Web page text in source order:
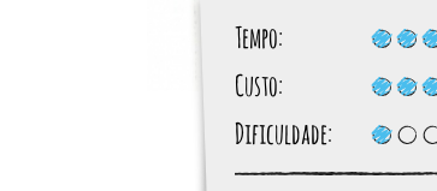
Tempo:
Custo:
Dificuldade: